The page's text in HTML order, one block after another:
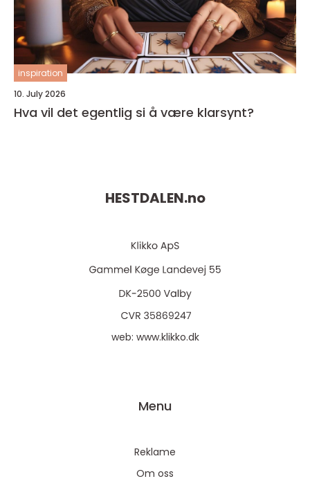
inspiration
10. July 2026
Hva vil det egentlig si å være klarsynt?
HESTDALEN.no
web: www.klikko.dk
Menu
Reklame
Om oss